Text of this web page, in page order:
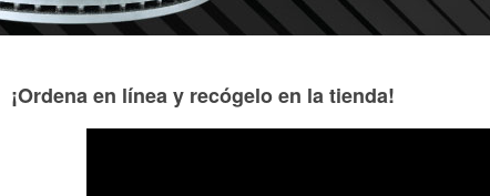
¡Ordena en línea y recógelo en la tienda!